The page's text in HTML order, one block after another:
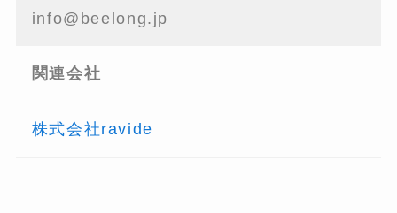
info@beelong.jp
関連会社
株式会社ravide